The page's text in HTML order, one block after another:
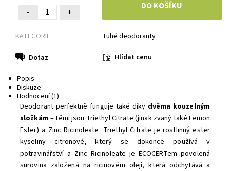
- +
KATEGORIE: Tuhé deodoranty
Dotaz Hlídat cenu
Popis
Diskuze
Hodnocení (1)
Deodorant perfektně funguje také díky dvěma kouzelným
složkám– těmi jsou Triethyl Citrate (jinak zvaný také Lemon
Ester) a Zinc Ricinoleate. Triethyl Citrate je rostlinný ester
kyseliny citronové, který se dokonce používá v
potravinářství a Zinc Ricinoleate je ECOCERTem povolená
surovina založená na ricinovém oleji, která odchytává a